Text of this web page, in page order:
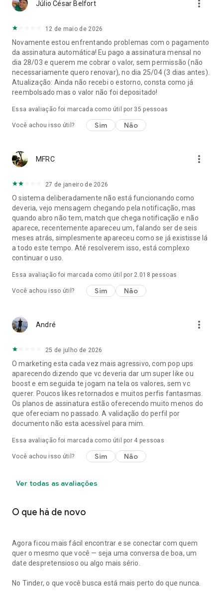
Baixe agora pra conhecer alguém ainda hoje.
Se assinar o Tinder Plus®, Tinder Gold™ ou o Tinder
Platinum™, a cobrança será feita na sua conta da Google Play
e será cobrada uma renovação no período de 24 horas antes
do fim do período atual. A renovação automática pode ser
desativada a qualquer hora nas configurações da Google Play
Store após a compra. Não é possível cancelar a assinatura
durante o período em que ela estiver ativa. Se você não
quiser assinar o Tinder Plus®, Tinder Gold™ ou Tinder
Platinum™, é só continuar usando a versão gratuita do Tinder.
Privacidade: https://www.gotinder.com/privacy
Acesse: https://www.tinderlove.com/
Júlio César Belfort more_vert
12 de maio de 2026
Novamente estou enfrentando problemas com o pagamento
da assinatura automática! Eu pago a assinatura mensal no
dia 28/03 e querem me cobrar o valor, sem permissão (não
necessariamente quero renovar), no dia 25/04 (3 dias antes).
Atualização: Ainda não recebi o estorno, consta como já
reembolsado mas o valor não foi depositado!
Essa avaliação foi marcada como útil por 35 pessoas
Você achou isso útil? Sim Não
MFRC more_vert
27 de janeiro de 2026
O sistema deliberadamente não está funcionando como
deveria, vejo mensagem chegando pela notificação, mas
quando abro não tem, match que chega notificação e não
aparece, recentemente apareceu um, falando ser de seis
meses atrás, simplesmente apareceu como se já existisse lá
a todo este tempo. Até resolverem isso, está complexo
continuar o uso.
Essa avaliação foi marcada como útil por 2.018 pessoas
Você achou isso útil? Sim Não
André more_vert
25 de julho de 2026
O marketing esta cada vez mais agressivo, com pop ups
aparecendo dizendo que vc deveria dar um super like ou
boost e em seguida te jogam na tela os valores, sem vc
querer. Poucos likes retornados e muitos perfis fantasmas.
Os planos de assinatura estão oferecendo muito menos do
que ofereciam no passado. A validação do perfil por
documento não esta acessível para mim.
Essa avaliação foi marcada como útil por 4 pessoas
Você achou isso útil? Sim Não
Ver todas as avaliações
O que há de novo
Agora ficou mais fácil encontrar e se conectar com quem
quer o mesmo que você — seja uma conversa de boa, um
date despretensioso ou algo mais sério.
No Tinder, o que você busca está mais perto do que nunca.